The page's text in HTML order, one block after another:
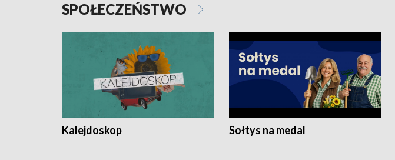
SPOŁECZEŃSTWO
Kalejdoskop Sołtys na medal